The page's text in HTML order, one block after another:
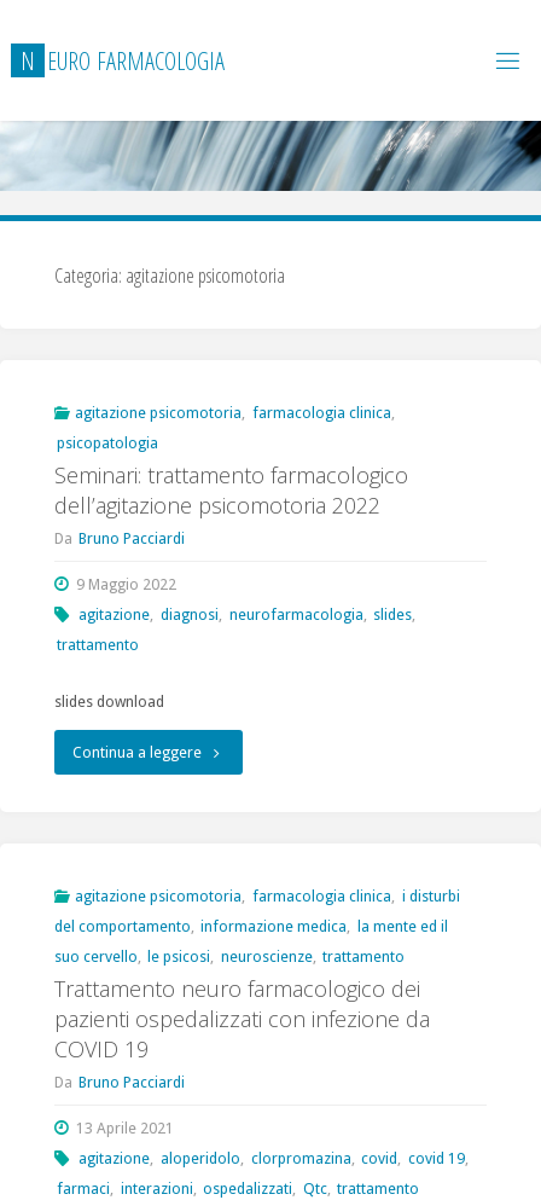
contenuto
N EURO FARMACOLOGIA
Categoria: agitazione psicomotoria
agitazione psicomotoria, farmacologia clinica,
psicopatologia
Seminari: trattamento farmacologico
dell’agitazione psicomotoria 2022
Da Bruno Pacciardi
9 Maggio 2022
agitazione, diagnosi, neurofarmacologia, slides,
trattamento
slides download
Continua a leggere"Seminari:
psicomotoria
agitazione psicomotoria, farmacologia clinica, i disturbi
del comportamento, informazione medica,
la mente ed il
suo cervello, le psicosi, neuroscienze, trattamento
Trattamento neuro farmacologico dei
pazienti ospedalizzati con infezione da
COVID 19
Da Bruno Pacciardi
13 Aprile 2021
agitazione, aloperidolo, clorpromazina, covid , covid 19,
farmaci, interazioni, ospedalizzati, Qtc, trattamento